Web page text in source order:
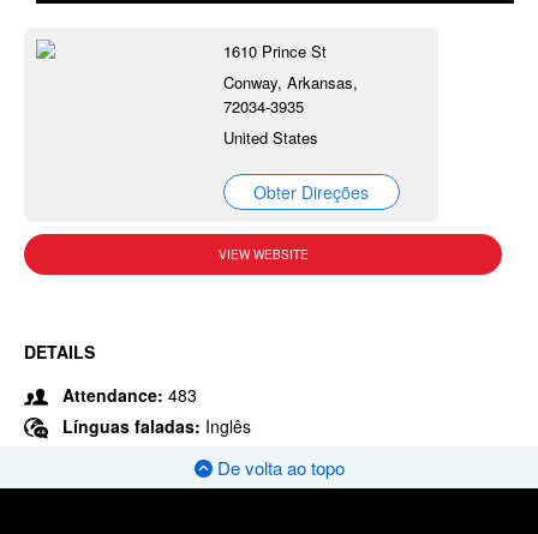
1610 Prince St
Conway, Arkansas,
72034-3935
United States
Obter Direções
VIEW WEBSITE
DETAILS
Attendance: 483
Línguas faladas: Inglês
De volta ao topo